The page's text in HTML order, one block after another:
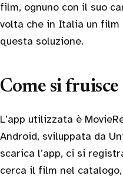
film, ognuno con il suo
volta che in Italia un
questa soluzione.
Come si
L’app utilizzata è
Android, sviluppata da
scarica l’app, ci si
cerca il film nel